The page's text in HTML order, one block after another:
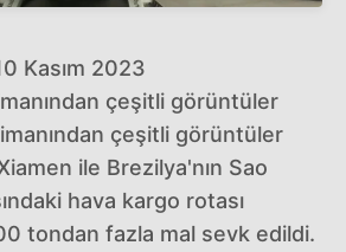
Kasım 2023
çeşitli görüntüler
çeşitli görüntüler
ile Brezilya'nın Sao
hava kargo rotası
tondan fazla mal sevk edildi.